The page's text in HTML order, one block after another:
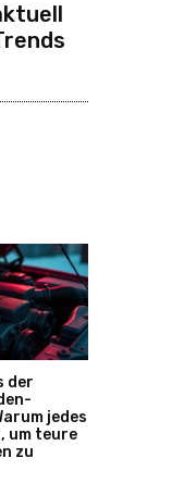
der
jedes
um teure
zu